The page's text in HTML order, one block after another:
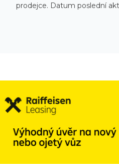
prodejce. Datum poslední